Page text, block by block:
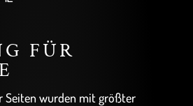
FÜR
Seiten wurden mit größter